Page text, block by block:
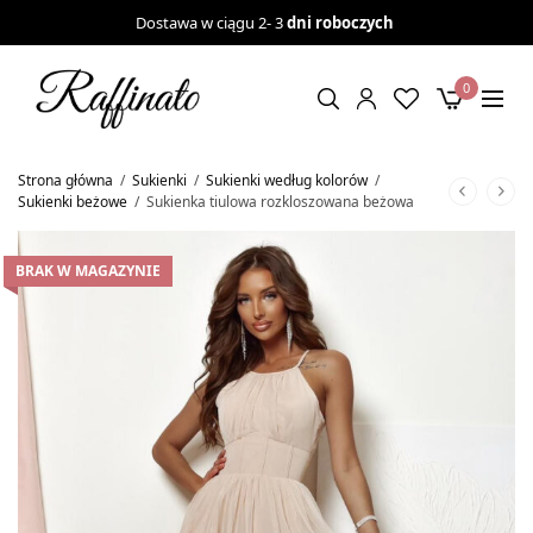
Dostawa w ciągu 2- 3dni roboczych
0
Strona główna / Sukienki / Sukienki według kolorów /
Sukienki beżowe / Sukienka tiulowa rozkloszowana beżowa
BRAK W MAGAZYNIE